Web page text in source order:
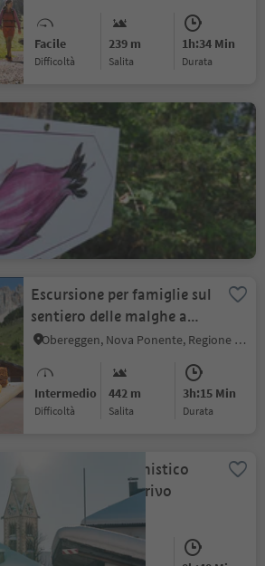
Facile
Difficoltà
239 m
Salita
1h:34 Min
durata
Percorso avventura -
natura "Vorbichl"
Prissiano, Tesimo, Merano e dintorni
Facile 162 m 1h:13 Min
durata
Escursione per famiglie sul
sentiero delle malghe a
Obereggen
Obereggen, Nova Ponente, Regione dolomitica Val d'Ega
Intermedio
Difficoltà
442 m
Salita
3h:15 Min
durata
Percoro escursionistico
nel paese di Anterivo
Anterivo